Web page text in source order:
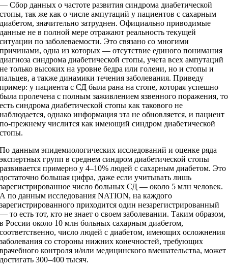
— Сбор данных о частоте развития синдрома диабетической
стопы, так же как о числе ампутаций у пациентов с сахарным
диабетом, значительно затруднен. Официально приводимые
данные не в полной мере отражают реальность текущей
ситуации по заболеваемости. Это связано со многими
причинами, одна из которых — отсутствие единого понимания
диагноза синдрома диабетической стопы, учета всех ампутаций
не только высоких на уровне бедра или голени, но и стопы и
пальцев, а также динамики течения заболевания. Приведу
пример: у пациента с СД была рана на стопе, которая успешно
была пролечена с полным заживлением язвенного поражения, то
есть синдрома диабетической стопы как такового не
наблюдается, однако информация эта не обновляется, и пациент
по-прежнему числится как имеющий синдром диабетической
стопы.
По данным эпидемиологических исследований и оценке ряда
экспертных групп в среднем синдром диабетической стопы
развивается примерно у 4–10% людей с сахарным диабетом. Это
достаточно большая цифра, даже если учитывать лишь
зарегистрированное число больных СД — около 5 млн человек.
А по данным исследования NATION, на каждого
зарегистрированного приходится один незарегистрированный
— то есть тот, кто не знает о своем заболевании. Таким образом,
в России около 10 млн больных сахарным диабетом,
соответственно, число людей с диабетом, имеющих осложнения
заболевания со стороны нижних конечностей, требующих
врачебного контроля и/или медицинского вмешательства, может
достигать 300–400 тысяч.